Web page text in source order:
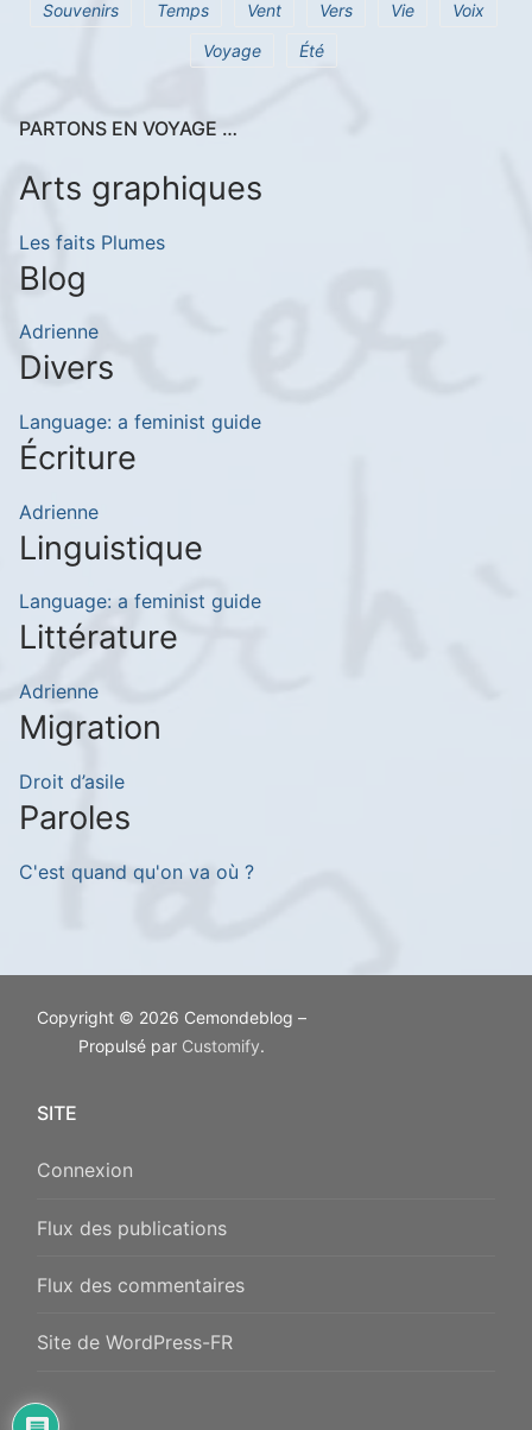
Souvenirs
Temps Vent Vers Vie
Voix
Voyage
Été
PARTONS EN VOYAGE …
Arts graphiques
Les faits Plumes
Blog
Adrienne
Divers
Language: a feminist guide
Écriture
Adrienne
Linguistique
Language: a feminist guide
Littérature
Adrienne
Migration
Droit d’asile
Paroles
C'est quand qu'on va où ?
Copyright © 2026 Cemondeblog –
Propulsé par Customify.
SITE
Connexion
Flux des publications
Flux des commentaires
Site de WordPress-FR